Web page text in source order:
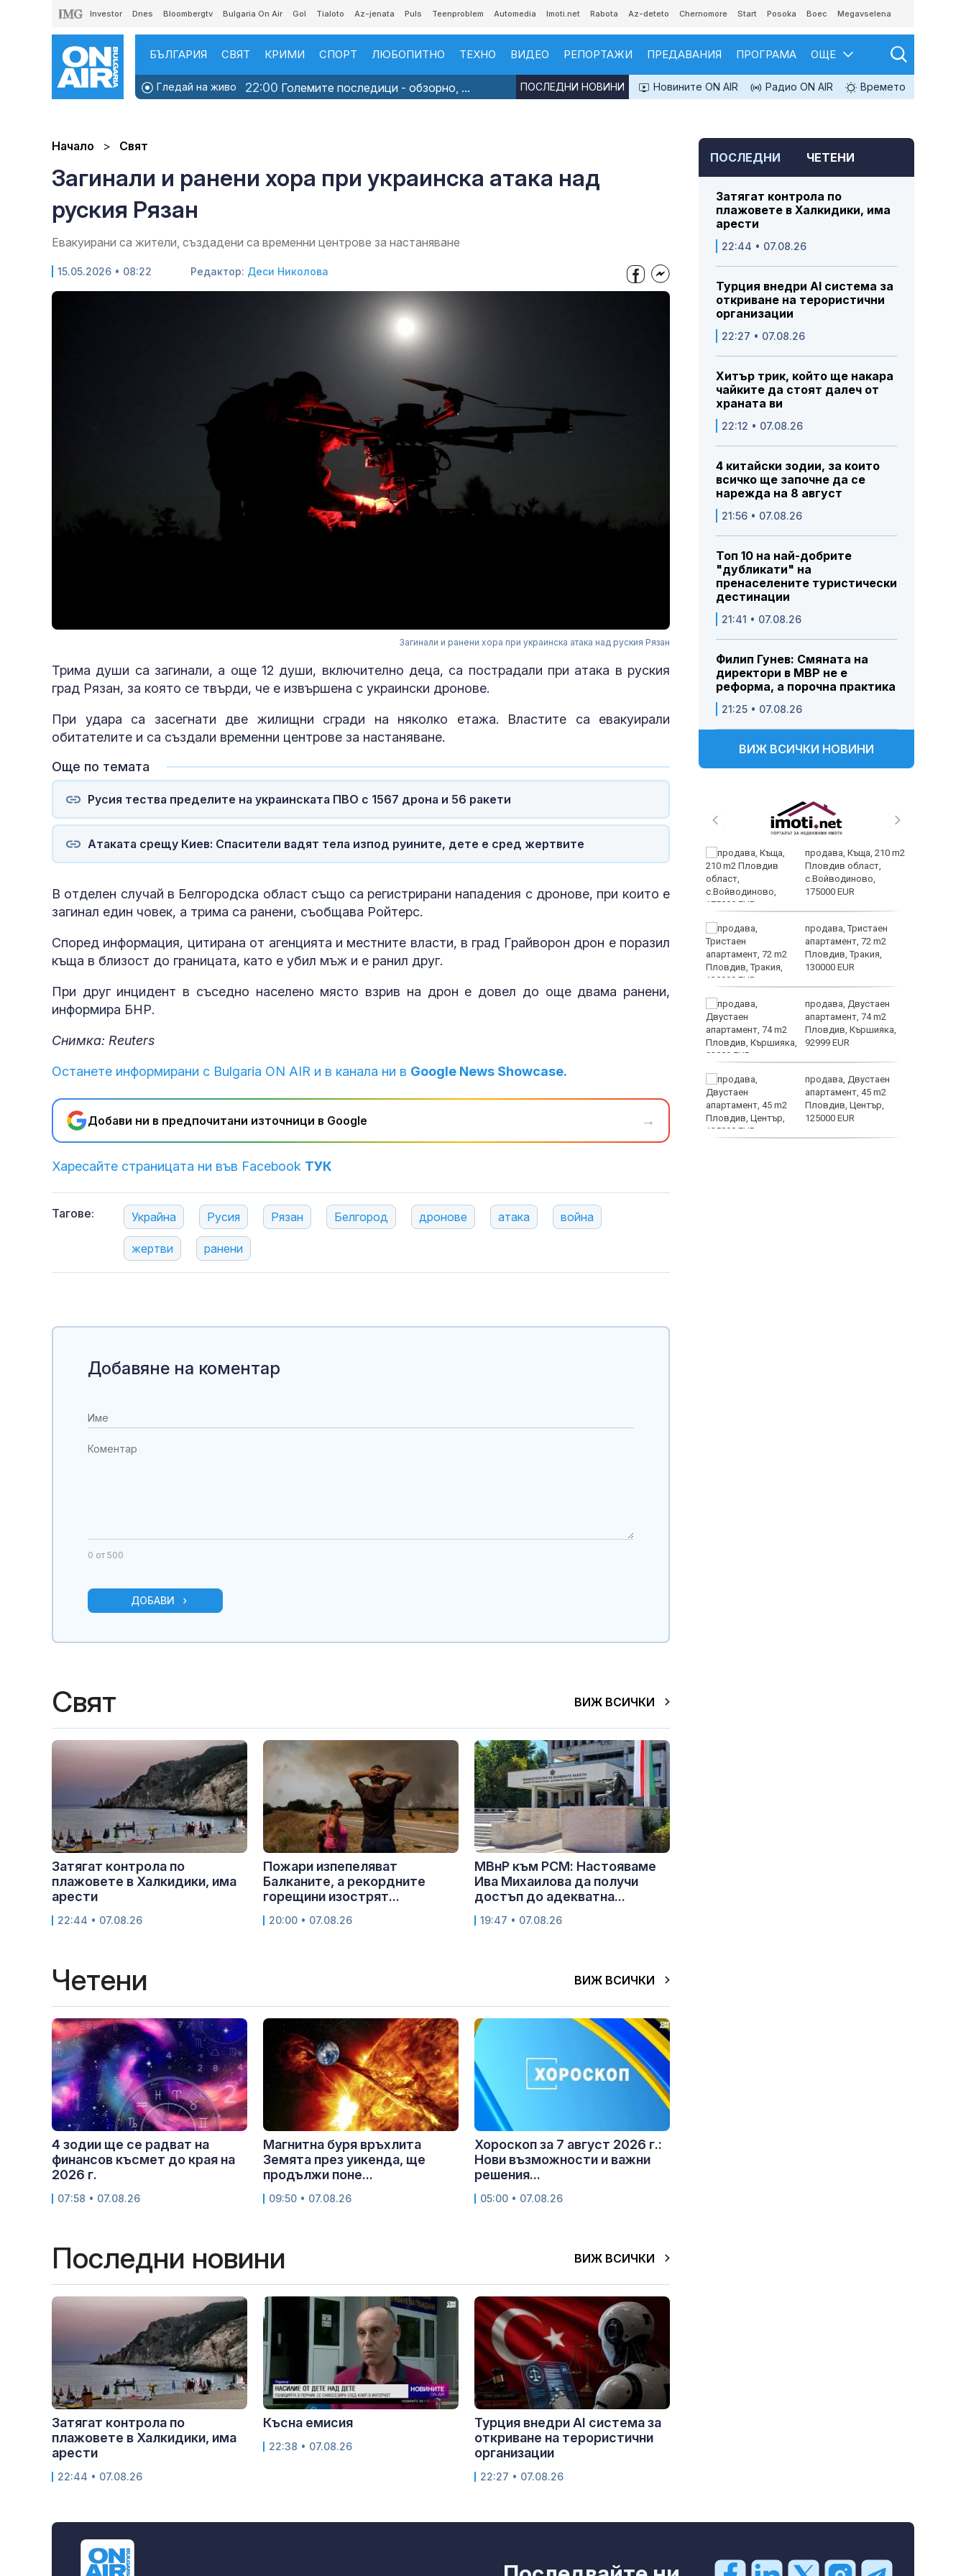
Investor Dnes Bloombergtv Bulgaria On Air Gol Tialoto Az-jenata Puls Teenproblem Automedia Imoti.net Rabota Az-deteto Chernomore Start Posoka Boec Megavselena
БЪЛГАРИЯ СВЯТ КРИМИ СПОРТ ЛЮБОПИТНО ТЕХНО ВИДЕО РЕПОРТАЖИ ПРЕДАВАНИЯ ПРОГРАМА ОЩЕ
Гледай на живо 22:00 Големите последици - обзорно, ... Новините ON AIR Радио ON AIR Времето
ПОСЛЕДНИ НОВИНИ
Начало Свят
Загинали и ранени хора при украинска атака над
руския Рязан
Евакуирани са жители, създадени са временни центрове за настаняване
15.05.2026 • 08:22 Редактор: Деси Николова
Загинали и ранени хора при украинска атака над руския Рязан
Трима души са загинали, а още 12 души, включително деца, са пострадали при атака в руския
град Рязан, за която се твърди, че е извършена с украински дронове.
При удара са засегнати две жилищни сгради на няколко етажа. Властите са евакуирали
обитателите и са създали временни центрове за настаняване.
Още по темата
Русия тества пределите на украинската ПВО с 1567 дрона и 56 ракети
Атаката срещу Киев: Спасители вадят тела изпод руините, дете е сред жертвите
В отделен случай в Белгородска област също са регистрирани нападения с дронове, при които е
загинал един човек, а трима са ранени, съобщава Ройтерс.
Според информация, цитирана от агенцията и местните власти, в град Грайворон дрон е поразил
къща в близост до границата, като е убил мъж и е ранил друг.
При друг инцидент в съседно населено място взрив на дрон е довел до още двама ранени,
информира БНР.
Снимка: Reuters
Останете информирани с Bulgaria ON AIR и в канала ни в Google News Showcase.
Добави ни в предпочитани източници в Google →
Харесайте страницата ни във Facebook ТУК
Тагове: Украйна Русия Рязан Белгород дронове атака война
жертви ранени
ПОСЛЕДНИ ЧЕТЕНИ
Затягат контрола по
плажовете в Халкидики, има
арести
22:44 • 07.08.26
Турция внедри AI система за
откриване на терористични
организации
22:27 • 07.08.26
Хитър трик, който ще накара
чайките да стоят далеч от
храната ви
22:12 • 07.08.26
4 китайски зодии, за които
всичко ще започне да се
нарежда на 8 август
21:56 • 07.08.26
Топ 10 на най-добрите
"дубликати" на
пренаселените туристически
дестинации
21:41 • 07.08.26
Филип Гунев: Смяната на
директори в МВР не е
реформа, а порочна практика
21:25 • 07.08.26
ВИЖ ВСИЧКИ НОВИНИ
Топлес лято за Хайди
Клум
Си: Какво се случва в
Елегантност без
всеки гардероб
дехидратация при
трябва да знаят
трябва ли да се
продава, Къща, 210 m2
Пловдив област,
с.Войводиново,
175000 EUR
продава, Тристаен
апартамент, 72 m2
Пловдив, Тракия,
130000 EUR
продава, Двустаен
апартамент, 74 m2
Пловдив, Кършияка,
92999 EUR
продава, Двустаен
апартамент, 45 m2
Пловдив, Център,
125000 EUR
Добавяне на коментар
0 от 500
ДОБАВИ
Свят ВИЖ ВСИЧКИ
Затягат контрола по
плажовете в Халкидики, има
арести
22:44 • 07.08.26
Пожари изпепеляват
Балканите, а рекордните
горещини изострят...
20:00 • 07.08.26
МВнР към РСМ: Настояваме
Ива Михаилова да получи
достъп до адекватна...
19:47 • 07.08.26
Четени ВИЖ ВСИЧКИ
4 зодии ще се радват на
финансов късмет до края на
2026 г.
07:58 • 07.08.26
Магнитна буря връхлита
Земята през уикенда, ще
продължи поне...
09:50 • 07.08.26
Хороскоп за 7 август 2026 г.:
Нови възможности и важни
решения...
05:00 • 07.08.26
Последни новини ВИЖ ВСИЧКИ
Затягат контрола по
плажовете в Халкидики, има
арести
22:44 • 07.08.26
Късна емисия
22:38 • 07.08.26
Турция внедри AI система за
откриване на терористични
организации
22:27 • 07.08.26